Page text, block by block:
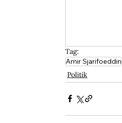
Tag:
Amir Sjarifoeddin
Politik